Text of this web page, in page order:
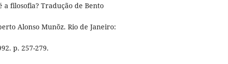
é a filosofia? Tradução de Bento
Alonso Munõz. Rio de Janeiro:
p. 257-279.